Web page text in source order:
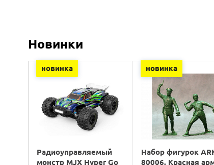
Новинки
новинка
Радиоуправляемый
монстр MJX Hyper Go
новинка
Набор фигурок
80006. Красная